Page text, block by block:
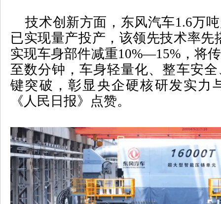
技术创新方面，东风汽车1.6万
已实现量产投产，该领先技术率先
实现车身部件减重10%—15% ，将
至数分钟，车身轻量化、整车安
键突破 ，彰显央企硬核研发实力
《人民日报》点赞。